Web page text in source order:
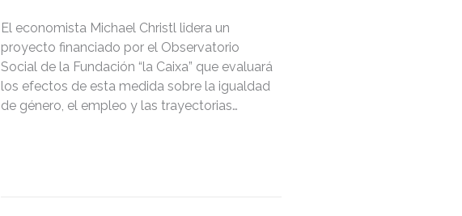
El economista Michael Christl lidera un
proyecto financiado por el Observatorio
Social de la Fundación “la Caixa” que evaluará
los efectos de esta medida sobre la igualdad
de género, el empleo y las trayectorias